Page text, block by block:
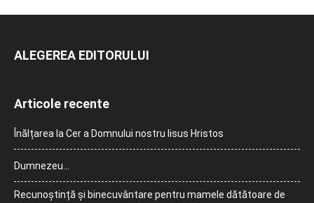
ALEGEREA EDITORULUI
Articole recente
Înălțarea la Cer a Domnului nostru Iisus Hristos
Dumnezeu…
Recunoștință și binecuvântare pentru mamele dătătoare de